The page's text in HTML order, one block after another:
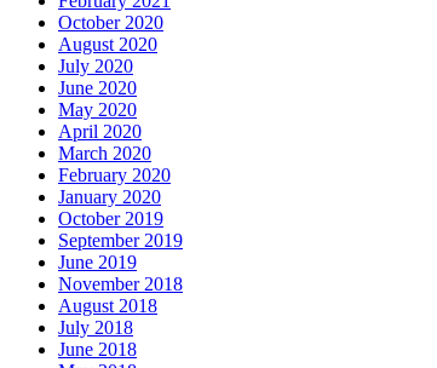
October 2020
August 2020
July 2020
June 2020
May 2020
April 2020
March 2020
February 2020
January 2020
October 2019
September 2019
June 2019
November 2018
August 2018
July 2018
June 2018